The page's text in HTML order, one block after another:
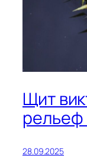
Щит
28.09.2025